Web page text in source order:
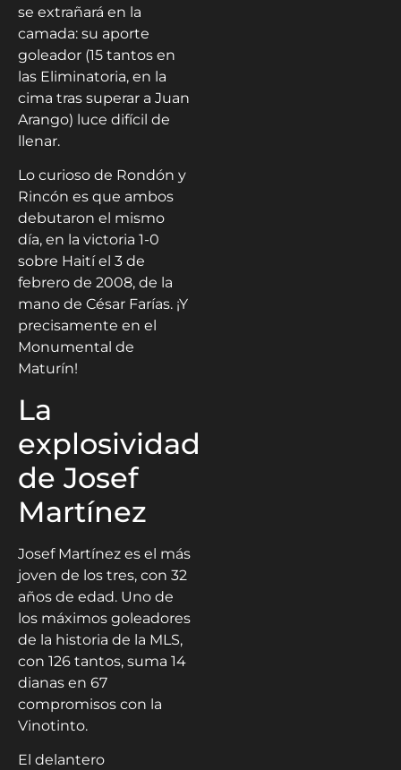
se extrañará en la
camada: su aporte
goleador (15 tantos en
las Eliminatoria, en la
cima tras superar a Juan
Arango) luce difícil de
llenar.
Lo curioso de Rondón y
Rincón es que ambos
debutaron el mismo
día, en la victoria 1-0
sobre Haití el 3 de
febrero de 2008, de la
mano de César Farías. ¡Y
precisamente en el
Monumental de
Maturín!
La
explosividad
de Josef
Martínez
Josef Martínez es el más
joven de los tres, con 32
años de edad. Uno de
los máximos goleadores
de la historia de la MLS,
con 126 tantos, suma 14
dianas en 67
compromisos con la
Vinotinto.
El delantero